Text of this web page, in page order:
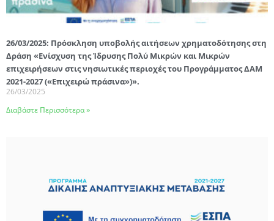
26/03/2025: Πρόσκληση υποβολής αιτήσεων χρηματοδότησης στη
Δράση «Ενίσχυση της Ίδρυσης Πολύ Μικρών και Μικρών
επιχειρήσεων στις νησιωτικές περιοχές του Προγράμματος ΔΑΜ
2021-2027 («Επιχειρώ πράσινα»)».
26/03/2025
Διαβάστε Περισσότερα »